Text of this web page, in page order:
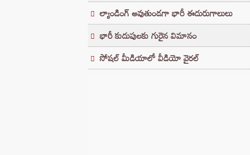
ల్యాండింగ్ అవుతుండగా భారీ ఈదురుగాలులు
భారీ కుదుపులకు గురైన విమానం
సోషల్ మీడియాలో వీడియో వైరల్